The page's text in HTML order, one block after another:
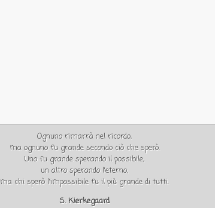
Ognuno rimarrà nel ricordo,
ma ognuno fu grande secondo ciò che sperò.
Uno fu grande sperando il possibile,
un altro sperando l'eterno,
ma chi sperò l'impossibile fu il più grande di tutti.
S. Kierkegaard